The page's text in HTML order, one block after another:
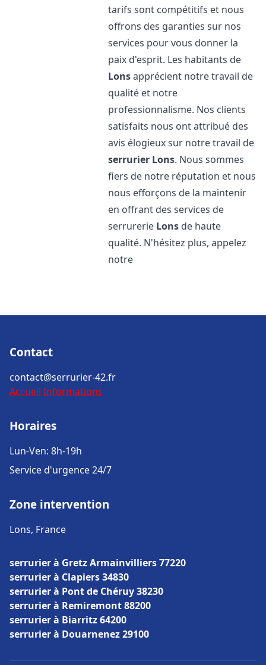
tarifs sont compétitifs et nous
offrons des garanties sur nos
services pour vous donner la
paix d'esprit. Les habitants de
Lonsapprécient notre travail de
qualité et notre
professionnalisme. Nos clients
satisfaits nous ont attribué des
avis élogieux sur notre travail de
serrurier Lons. Nous sommes
fiers de notre réputation et nous
nous efforçons de la maintenir
en offrant des services de
serrurerie Lons de haute
qualité. N'hésitez plus, appelez
notre
Contact
contact@serrurier-42.fr
Accueil Informations
Horaires
Lun-Ven: 8h-19h
Service d'urgence 24/7
Zone intervention
Lons, France
serrurier à Gretz Armainvilliers 77220
serrurier à Clapiers 34830
serrurier à Pont de Chéruy 38230
serrurier à Remiremont 88200
serrurier à Biarritz 64200
serrurier à Douarnenez 29100